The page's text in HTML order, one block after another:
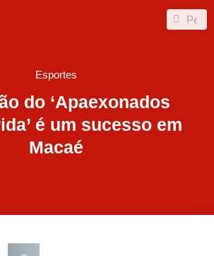
Search
Search
Esportes
do ‘Apaexonados
é um sucesso em
Macaé